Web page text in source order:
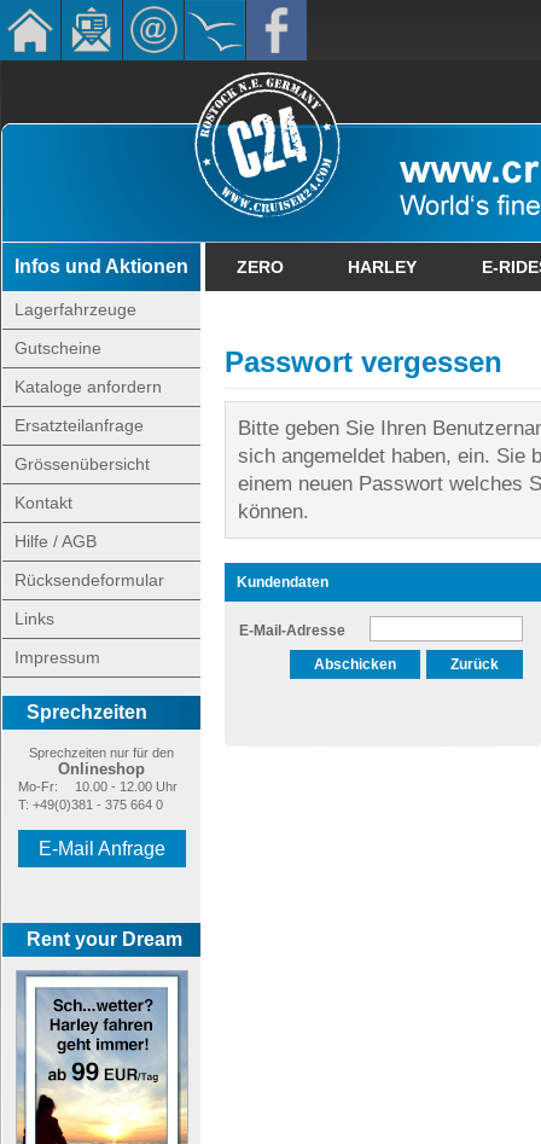
Infos und Aktionen
Lagerfahrzeuge
Gutscheine
Kataloge anfordern
Ersatzteilanfrage
Grössenübersicht
Kontakt
Hilfe / AGB
Rücksendeformular
Links
Impressum
Sprechzeiten
Sprechzeiten nur für den
Onlineshop
Mo-Fr:
10.00 - 12.00 Uhr
T: +49(0)381 - 375 664 0
E-Mail Anfrage
Rent your Dream
ZERO HARLEY E-
Passwort vergessen
Bitte geben Sie Ihren
sich angemeldet haben, ein. Sie
einem neuen Passwort welches
können.
Kundendaten
E-Mail-Adresse